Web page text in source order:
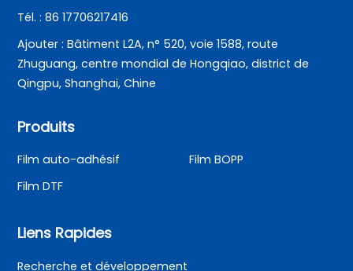
Tél. : 86 17706217416
Ajouter : Bâtiment L2A, n° 520, voie 1588, route
Zhuguang, centre mondial de Hongqiao, district de
Qingpu, Shanghai, Chine
Produits
Film auto-adhésif
Film BOPP
Film DTF
Liens Rapides
Recherche et développement